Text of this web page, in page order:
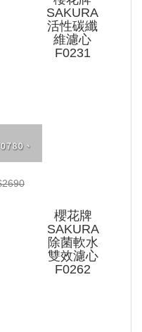
SAKURA
活性碳纖
維濾心
F0231
櫻花牌
SAKURA
除菌軟水
雙效濾心
F0262